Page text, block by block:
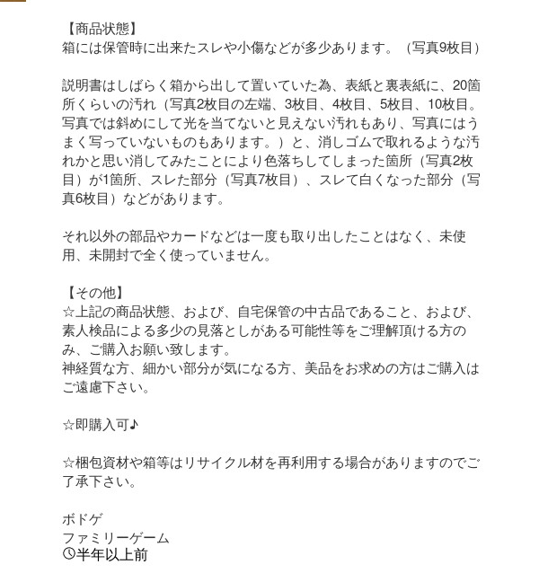
【商品状態】
箱には保管時に出来たスレや小傷などが多少あります。（写真9枚目）
説明書はしばらく箱から出して置いていた為、表紙と裏表紙に、20箇
所くらいの汚れ（写真2枚目の左端、3枚目、4枚目、5枚目、10枚目。
写真では斜めにして光を当てないと見えない汚れもあり、写真にはう
まく写っていないものもあります。）と、消しゴムで取れるような汚
れかと思い消してみたことにより色落ちしてしまった箇所（写真2枚
目）が1箇所、スレた部分（写真7枚目）、スレて白くなった部分（写
真6枚目）などがあります。
それ以外の部品やカードなどは一度も取り出したことはなく、未使
用、未開封で全く使っていません。
【その他】
☆上記の商品状態、および、自宅保管の中古品であること、および、
素人検品による多少の見落としがある可能性等をご理解頂ける方の
み、ご購入お願い致します。
神経質な方、細かい部分が気になる方、美品をお求めの方はご購入は
ご遠慮下さい。
☆即購入可♪
☆梱包資材や箱等はリサイクル材を再利用する場合がありますのでご
了承下さい。
ボドゲ
ファミリーゲーム
半年以上前